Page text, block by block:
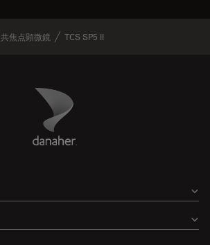
共焦点顕微鏡 TCS SP5 II
Danaher Logo